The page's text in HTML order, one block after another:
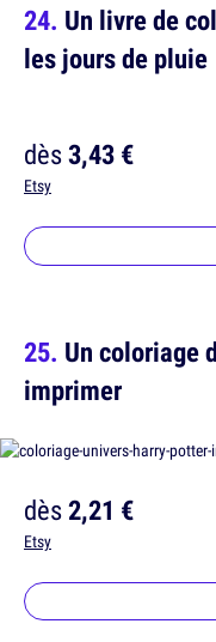
Un livre de
les jours de pluie
dès3,43 €
Etsy
Un coloriage
imprimer
dès2,21 €
Etsy